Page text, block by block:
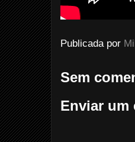
Publicada por
Sem
Enviar um